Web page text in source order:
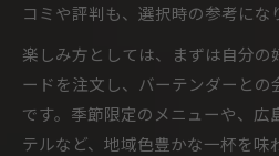
コミや評判も、選択時の参考にな
楽しみ方としては、まずは自分の
ードを注文し、バーテンダーとの
です。季節限定のメニューや、広
テルなど、地域色豊かな一杯を味